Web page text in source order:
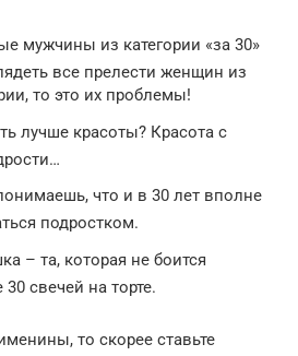
мужчины из категории «за 30»
все прелести женщин из
то это их проблемы!
лучше красоты? Красота с
что и в 30 лет вполне
подростком.
– та, которая не боится
30 свечей на торте.
то скорее ставьте